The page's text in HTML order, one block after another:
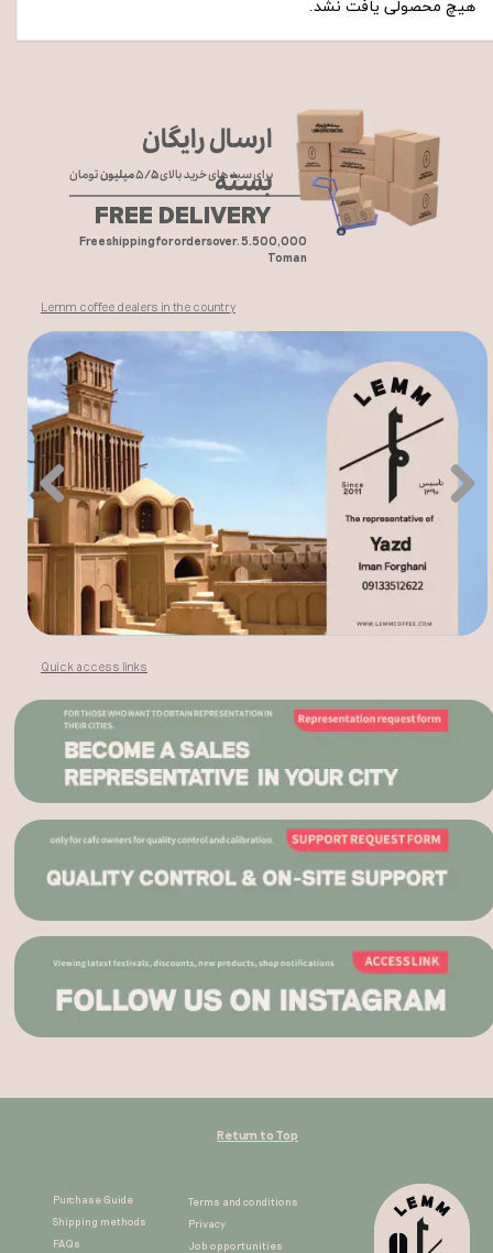
هیچ محصولی یافت نشد.
ارسال رایگان
بسته
برای سبد های خرید بالای ۵/۵ میلیون تومان
FREE DELIVERY
Free shipping for orders over. 5.500,000
Toman
Quick access links
Lemm coffee dealers in the country
Purchase Guide
Shipping methods
FAQs
Terms and conditions
Privacy
Job opportunities
Return to Top